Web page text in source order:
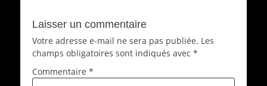
Laisser un commentaire
Votre adresse e-mail ne sera pas publiée. Les
champs obligatoires sont indiqués avec *
Commentaire *